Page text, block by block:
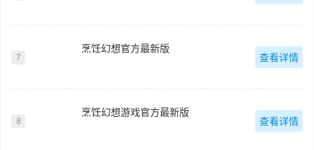
7
烹饪幻想官方最新版
查看详情
8
烹饪幻想游戏官方最新版
查看详情